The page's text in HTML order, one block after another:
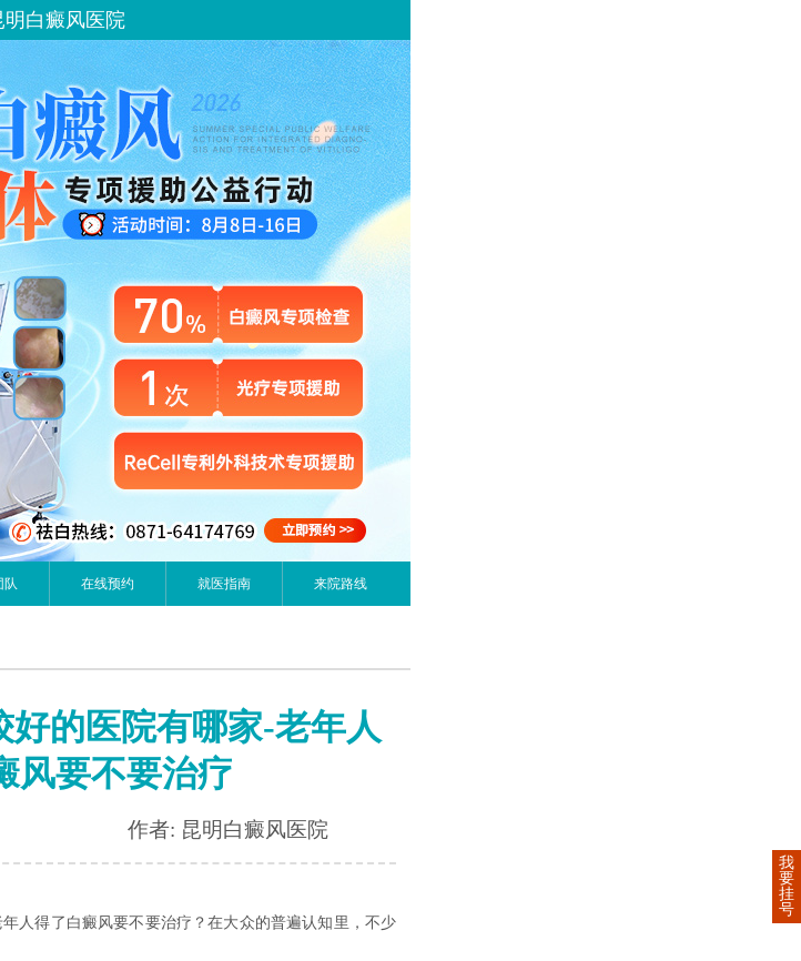
明白癜风医院
队 在线预约 就医指南 来院路线
好的医院有哪家-老年人
风要不要治疗
作者: 昆明白癜风医院
人得了白癜风要不要治疗？在大众的普遍认知里，不少
我
要
挂
号